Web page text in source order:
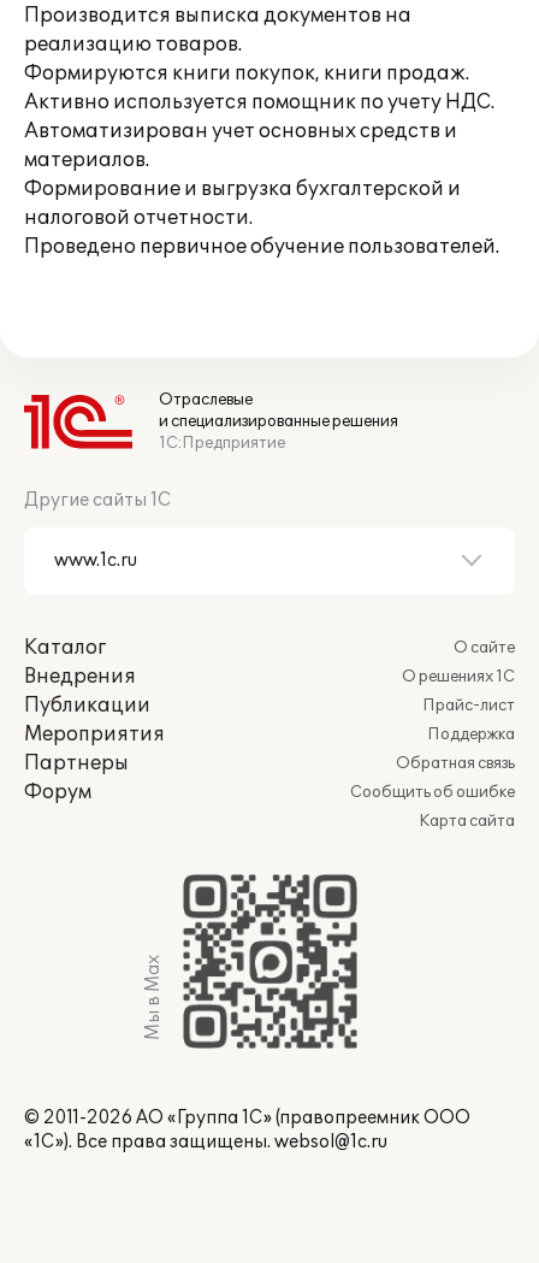
Производится выписка документов на
реализацию товаров.
Формируются книги покупок, книги продаж.
Активно используется помощник по учету НДС.
Автоматизирован учет основных средств и
материалов.
Формирование и выгрузка бухгалтерской и
налоговой отчетности.
Проведено первичное обучение пользователей.
Отраслевые
и специализированные решения
1С:Предприятие
Другие сайты 1С
Каталог
Внедрения
Публикации
Мероприятия
Партнеры
Форум
О сайте
О решениях 1С
Прайс-лист
Поддержка
Обратная связь
Сообщить об ошибке
Карта сайта
Мы в Max
© 2011-2026 АО «Группа 1С» (правопреемник ООО
«1С»). Все права защищены. websol@1c.ru